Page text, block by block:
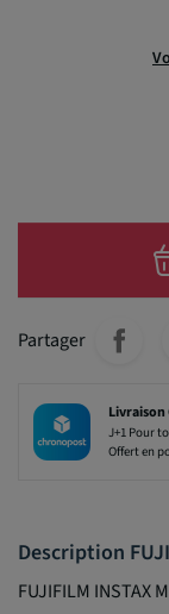
Partager
J+1 Pour
Offert en
Description
FUJIFILM INSTAX